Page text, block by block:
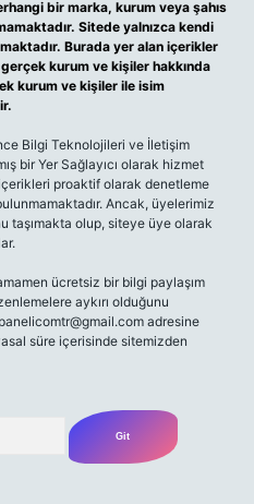
bir marka, kurum veya şahıs
Sitede yalnızca kendi
Burada yer alan içerikler
kurum ve kişiler hakkında
kurum ve kişiler ile isim
Bilgi Teknolojileri ve İletişim
bir Yer Sağlayıcı olarak hizmet
proaktif olarak denetleme
Ancak, üyelerimiz
taşımakta olup, siteye üye olarak
ücretsiz bir bilgi paylaşım
aykırı olduğunu
adresine
süre içerisinde sitemizden